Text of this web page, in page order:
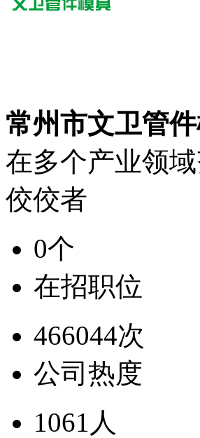
常州市文卫管
在多个产业领
佼佼者
0个
在招职位
466044次
公司热度
1061人